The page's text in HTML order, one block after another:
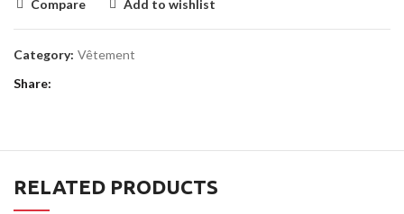
Compare Add to wishlist
Category: Vêtement
Share
RELATED PRODUCTS